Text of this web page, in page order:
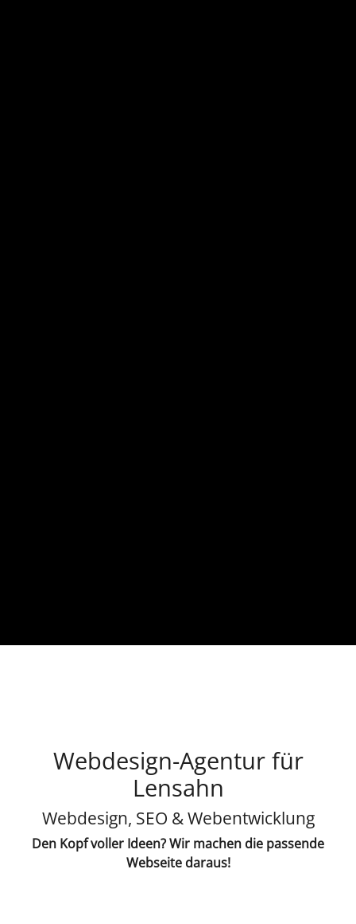
Webdesign-Agentur für
Lensahn
Webdesign, SEO & Webentwicklung
Den Kopf voller Ideen? Wir machen die passende
Webseite daraus!